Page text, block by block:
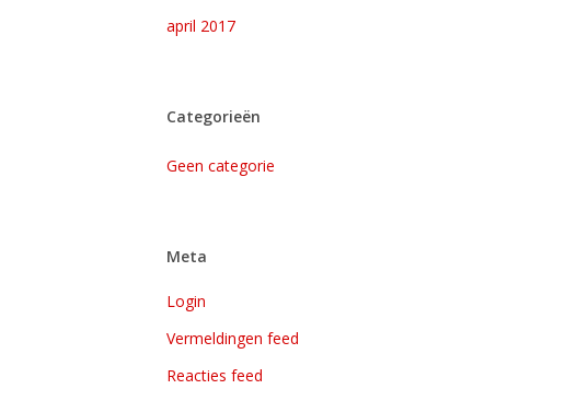
april 2017
Categorieën
Geen categorie
Meta
Login
Vermeldingen feed
Reacties feed